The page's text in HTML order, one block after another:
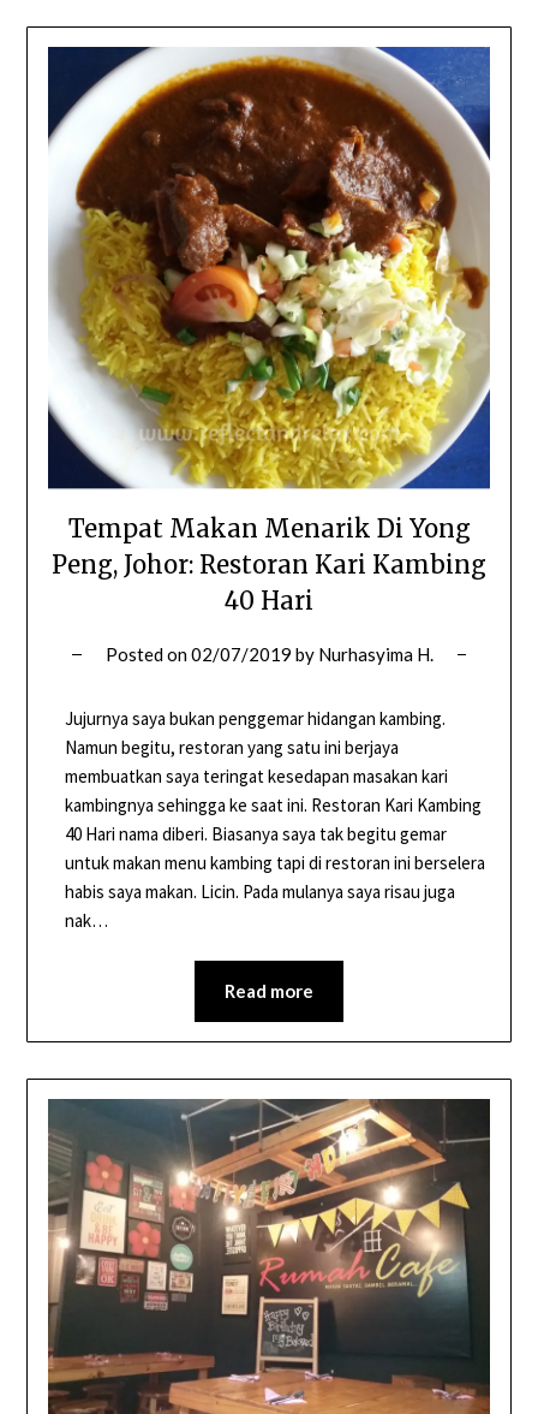
Tempat Makan Menarik Di Yong
Peng, Johor: Restoran Kari Kambing
40 Hari
Posted on02/07/2019 by Nurhasyima H.
Jujurnya saya bukan penggemar hidangan kambing.
Namun begitu, restoran yang satu ini berjaya
membuatkan saya teringat kesedapan masakan kari
kambingnya sehingga ke saat ini. Restoran Kari Kambing
40 Hari nama diberi. Biasanya saya tak begitu gemar
untuk makan menu kambing tapi di restoran ini berselera
habis saya makan. Licin. Pada mulanya saya risau juga
nak…
Read more